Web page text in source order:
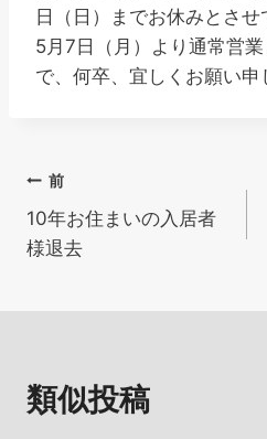
日（日）までお休みとさせ
5月7日（月）より通常営
で、何卒、宜しくお願い申
投
稿
ー
前
10年お住まいの入居者
様退去
類似投稿